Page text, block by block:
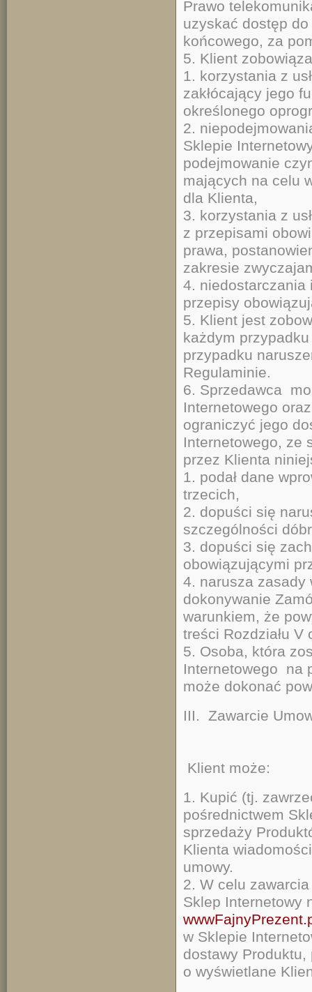
Prawo
uzyskać dostęp
końcowego, za
5. Klient
1. korzystania z
zakłócający jego
określonego
2.
Sklepie
podejmowanie
mających na celu
dla Klienta,
3. korzystania z
z przepisami
prawa,
zakresie
4. niedostarczania
przepisy
5. Klient jest
każdym
przypadku
6. Sprzedawca
Internetowego
ograniczyć jego
Internetowego, ze
przez Klienta
1. podał dane
trzecich,
2. dopuści się
szczególności
3. dopuści się
obowiązującymi
4. narusza zasady
dokonywanie
warunkiem, że
treści Rozdziału V
5. Osoba, która
Internetowego na
może dokonać
III. Zawarcie
Klient może:
1. Kupić (tj.
pośrednictwem
sprzedaży
Klienta
umowy.
2. W celu
Sklep Internetowy
w Sklepie
dostawy
o wyświetlane